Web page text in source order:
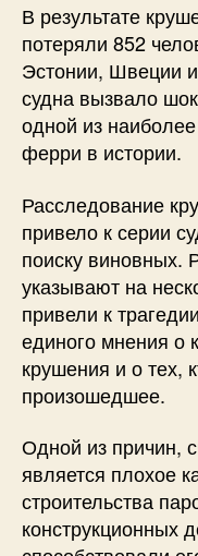
В результате
потеряли 852
Эстонии, Швеции
судна вызвало
одной из
ферри в истории.
Расследование
привело к серии
поиску виновных.
указывают на
привели к
единого мнения о
крушения и о тех,
произошедшее.
Одной из причин,
является плохое
строительства
конструкционных